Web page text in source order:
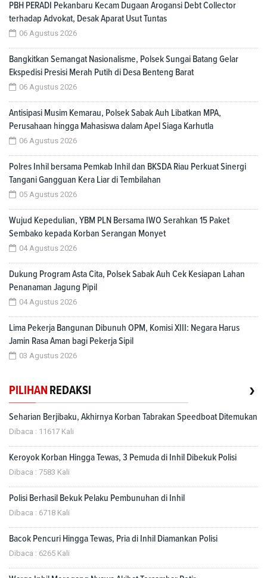
PBH PERADI Pekanbaru Kecam Dugaan Arogansi Debt Collector
terhadap Advokat, Desak Aparat Usut Tuntas
06 Agustus 2026
Bangkitkan Semangat Nasionalisme, Polsek Sungai Batang Gelar
Ekspedisi Presisi Merah Putih di Desa Benteng Barat
06 Agustus 2026
Antisipasi Musim Kemarau, Polsek Sabak Auh Libatkan MPA,
Perusahaan hingga Mahasiswa dalam Apel Siaga Karhutla
06 Agustus 2026
Polres Inhil bersama Pemkab Inhil dan BKSDA Riau Perkuat Sinergi
Tangani Gangguan Kera Liar di Tembilahan
05 Agustus 2026
Wujud Kepedulian, YBM PLN Bersama IWO Serahkan 15 Paket
Sembako kepada Korban Serangan Monyet
04 Agustus 2026
Dukung Program Asta Cita, Polsek Sabak Auh Cek Kesiapan Lahan
Penanaman Jagung Pipil
04 Agustus 2026
Lima Pekerja Bangunan Dibunuh OPM, Komisi XIII: Negara Harus
Jamin Rasa Aman bagi Pekerja Sipil
03 Agustus 2026
PILIHAN REDAKSI ›
Seharian Berjibaku, Akhirnya Korban Tabrakan Speedboat Ditemukan
Dibaca : 11617 Kali
Keroyok Korban Hingga Tewas, 3 Pemuda di Inhil Dibekuk Polisi
Dibaca : 7583 Kali
Polisi Berhasil Bekuk Pelaku Pembunuhan di Inhil
Dibaca : 6718 Kali
Bacok Pencuri Hingga Tewas, Pria di Inhil Diamankan Polisi
Dibaca : 6265 Kali